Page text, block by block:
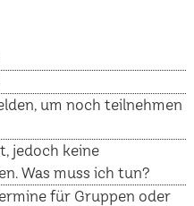
um noch teilnehmen
jedoch keine
Was muss ich tun?
für Gruppen oder